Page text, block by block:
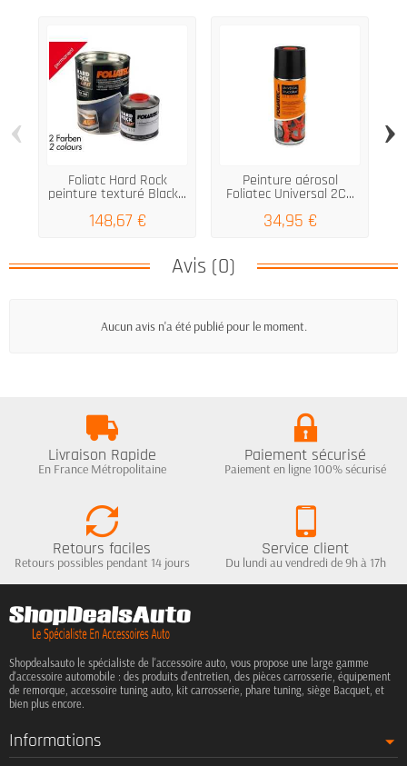
Foliatc Hard Rock
peinture texturé Black...
148,67 €
Peinture aérosol
Foliatec Universal 2C...
34,95 €
‹ ›
Avis (0)
Aucun avis n'a été publié pour le moment.
Livraison Rapide
En France Métropolitaine
Paiement sécurisé
Paiement en ligne 100% sécurisé
Retours faciles
Retours possibles pendant 14 jours
Service client
Du lundi au vendredi de 9h à 17h
Shopdealsauto le spécialiste de l'accessoire auto, vous propose une large gamme
d'accessoire automobile : des produits d'entretien, des pièces carrosserie, équipement
de remorque, accessoire tuning auto, kit carrosserie, phare tuning, siège Bacquet, et
bien plus encore.
Informations